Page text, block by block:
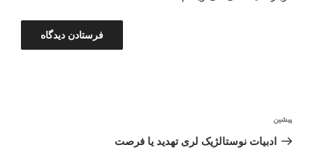
نوشته
قبلی
پیشین
ادبیات نوستالژیک لری تهدید یا فرصت